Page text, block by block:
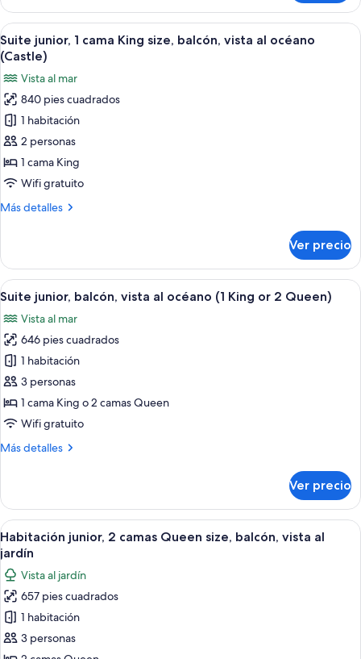
vista
al
jardín
(Castle)
junior,
cama
King
size,
balcón,
vista
al
jardín
(Castle)
Abrir
todas
las
fotos
de
Suite
junior,
1
cama
size,
al
océano
(Castle)
Habitación de hotel moderna con
7
Suite junior, 1 cama King size, balcón, vista al océano
(Castle)
Vista al mar
840 pies cuadrados
1 habitación
2 personas
1 cama King
Wifi gratuito
Más detalles
Más
junior,
cama
size,
balcón,
vista
al
océano
(Castle)
Ver precio
Abrir
todas
las
fotos
de
Suite
junior,
balcón,
al
King or
2
Queen)
Habitación de hotel moderna con
5
Suite junior, balcón, vista al océano (1 King or 2 Queen)
Vista al mar
646 pies cuadrados
1 habitación
3 personas
1 cama King o 2 camas Queen
Wifi gratuito
Más detalles
Más
junior,
balcón,
vista
al
océano
(1
King or
2
Queen)
Ver precio
Abrir
todas
las
fotos
de
Habitación
junior,
Habitación de hotel con una cama
10
Habitación junior, 2 camas Queen size, balcón, vista al
jardín
Vista al jardín
657 pies cuadrados
1 habitación
3 personas